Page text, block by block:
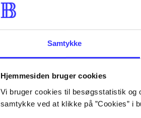
Samtykke
Hjemmesiden bruger cookies
Vi bruger cookies til besøgsstatistik
samtykke ved at klikke på ”Cookies” i